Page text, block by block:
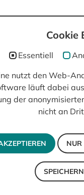
Cookie
Essentiell
nutzt den Web-
läuft dabei
der
nicht an
NUR